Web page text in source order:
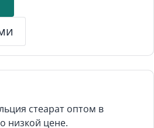
стеарат оптом в
низкой цене.